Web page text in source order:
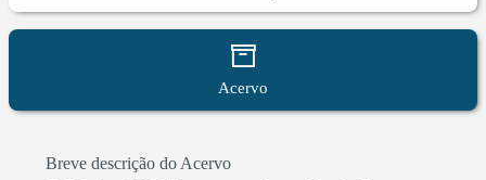
Acervo
Breve descrição do Acervo